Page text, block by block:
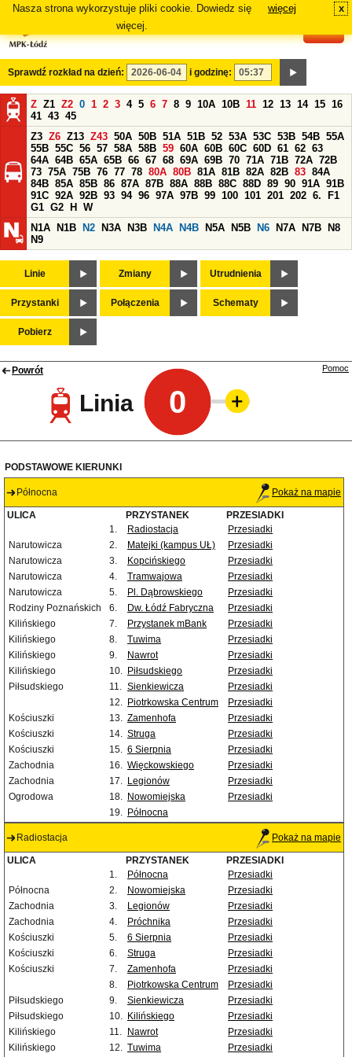
Nasza strona wykorzystuje pliki cookie. Dowiedz się
więcej.
więcej x
Sprawdź rozkład na dzień: i godzinę:
Z Z1 Z2 0 1 2 3 4 5 6 7 8 9 10A 10B 11 12 13 14 15 16
41 43 45
Z3 Z6 Z13 Z43 50A 50B 51A 51B 52 53A 53C 53B 54B 55A
55B 55C 56 57 58A 58B 59 60A 60B 60C 60D 61 62 63
64A 64B 65A 65B 66 67 68 69A 69B 70 71A 71B 72A 72B
73 75A 75B 76 77 78 80A 80B 81A 81B 82A 82B 83 84A
84B 85A 85B 86 87A 87B 88A 88B 88C 88D 89 90 91A 91B
91C 92A 92B 93 94 96 97A 97B 99 100 101 201 202 6.
F1
G1 G2 H
W
N1A
N1B N2 N3A N3B N4A N4B N5A N5B N6 N7A N7B
N8
N9
Linie Zmiany Utrudnienia
Przystanki Połączenia Schematy
Pobierz
Powrót
Linia 0
Pomoc
PODSTAWOWE KIERUNKI
Północna Pokaż na mapie
ULICA PRZYSTANEK
PRZESIADKI
1.
Radiostacja
Przesiadki
Narutowicza
2. Matejki (kampus UŁ)
Przesiadki
Narutowicza
3. Kopcińskiego
Przesiadki
Narutowicza
4. Tramwajowa
Przesiadki
Narutowicza
5. Pl. Dąbrowskiego
Przesiadki
Rodziny Poznańskich
6. Dw. Łódź Fabryczna
Przesiadki
Kilińskiego
7. Przystanek mBank
Przesiadki
Kilińskiego
8. Tuwima
Przesiadki
Kilińskiego
9. Nawrot
Przesiadki
Kilińskiego
10. Piłsudskiego
Przesiadki
Piłsudskiego
11. Sienkiewicza
Przesiadki
12. Piotrkowska Centrum
Przesiadki
Kościuszki
13. Zamenhofa
Przesiadki
Kościuszki
14. Struga
Przesiadki
Kościuszki
15. 6 Sierpnia
Przesiadki
Zachodnia
16. Więckowskiego
Przesiadki
Zachodnia
17. Legionów
Przesiadki
Ogrodowa
18. Nowomiejska
Przesiadki
19. Północna
Radiostacja Pokaż na mapie
ULICA PRZYSTANEK
PRZESIADKI
1.
Północna
Przesiadki
Północna
2. Nowomiejska
Przesiadki
Zachodnia
3. Legionów
Przesiadki
Zachodnia
4. Próchnika
Przesiadki
Kościuszki
5. 6 Sierpnia
Przesiadki
Kościuszki
6. Struga
Przesiadki
Kościuszki
7. Zamenhofa
Przesiadki
8.
Piotrkowska Centrum
Przesiadki
Piłsudskiego
9. Sienkiewicza
Przesiadki
Piłsudskiego
10. Kilińskiego
Przesiadki
Kilińskiego
11. Nawrot
Przesiadki
Kilińskiego
12. Tuwima Przesiadki